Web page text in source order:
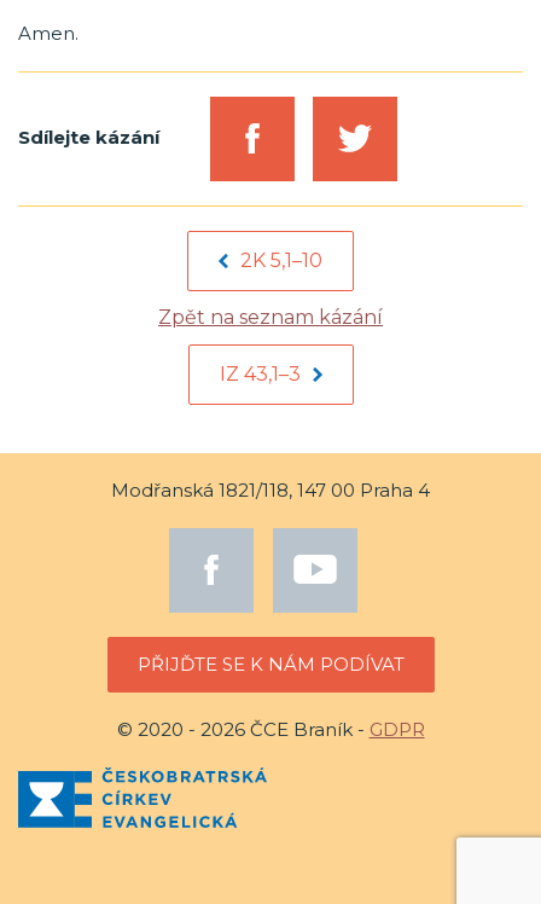
Amen.
Sdílejte kázání
2K 5,1–10
Zpět na seznam kázání
IZ 43,1–3
Modřanská 1821/118, 147 00 Praha 4
PŘIJĎTE SE K NÁM PODÍVAT
© 2020 - 2026 ČCE Braník - GDPR